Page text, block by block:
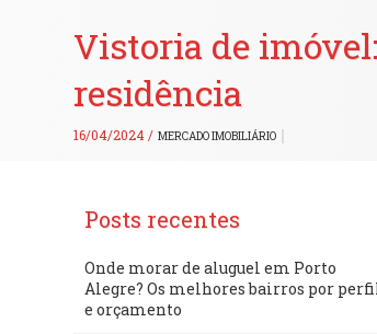
Vistoria de
residência
16/04/2024 / MERCADO IMOBILIÁRIO
Posts recentes
Onde morar de aluguel em Porto
Alegre? Os melhores bairros por
e orçamento